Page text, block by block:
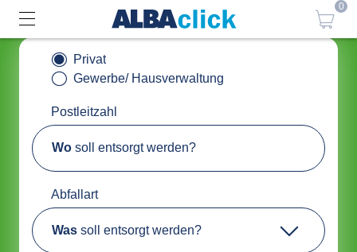
0
Privat
Gewerbe/ Hausverwaltung
Postleitzahl
Wo soll entsorgt werden?
Abfallart
Was soll entsorgt werden?